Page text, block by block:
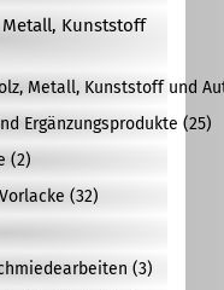
Kunststoff
Metall, Kunststoff und
Ergänzungsprodukte (25)
(2)
(32)
(3)